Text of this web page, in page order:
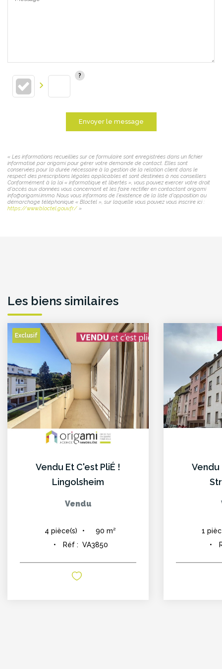
Envoyer le message
« Les informations recueillies sur ce formulaire sont enregistrées dans un fichier
informatisé par origami pour gérer votre demande de contact. Elles sont
conservées pour la durée nécessaire à la gestion de la relation client dans le
respect des prescriptions légales applicables et sont destinées à nos conseillers
Conformément à la loi « informatique et libertés », vous pouvez exercer votre droit
d'accès aux données vous concernant et les faire rectifier en contactant origami
info@origami.immo. Nous vous informons de l'existence de la liste d'opposition au
démarchage téléphonique « Bloctel », sur laquelle vous pouvez vous inscrire ici :
https://www.bloctel.gouv.fr/ »
Les biens similaires
Exclusif
Vendu Et C'est PliÉ !
Lingolsheim
Vendu
4 pièce(s) 90 m²
Réf : VA3850
Vendu
1